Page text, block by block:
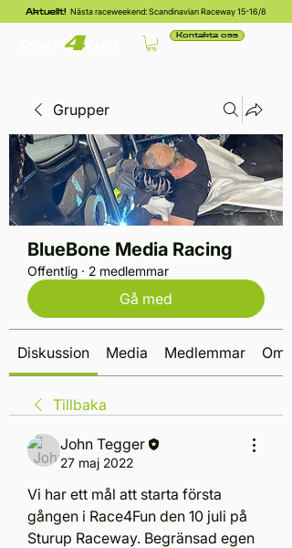
Aktuellt! Nästa raceweekend: Scandinavian Raceway 15-16/8
Kontakta oss
Grupper
BlueBone Media Racing
Offentlig · 2 medlemmar
Gå med
Diskussion Media Medlemmar Om
Tillbaka
John Tegger
27 maj 2022
Vi har ett mål att starta första
gången i Race4Fun den 10 juli på
Sturup Raceway. Begränsad egen